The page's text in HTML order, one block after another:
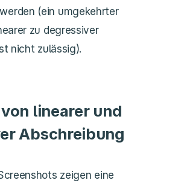
(ein umgekehrter
zu degressiver
nicht zulässig).
linearer und
Abschreibung
zeigen eine